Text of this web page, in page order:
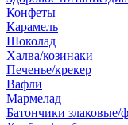
Конфеты
Карамель
Шоколад
Халва/козинаки
Печенье/крекер
Вафли
Мармелад
Батончики злаковые/